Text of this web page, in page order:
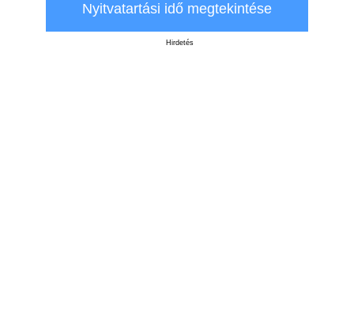
Nyitvatartási idő megtekintése
Hirdetés